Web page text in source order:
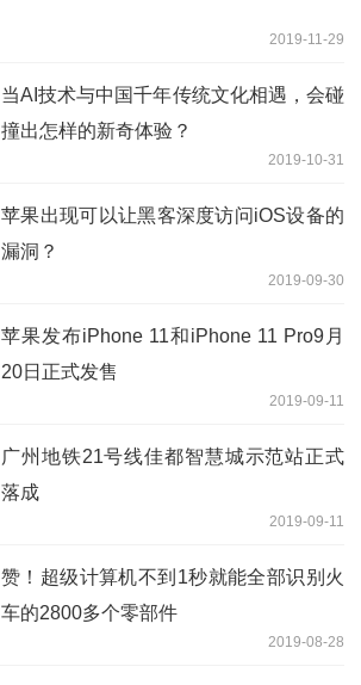
2019-11-29
当AI技术与中国千年传统文化相遇，会碰
撞出怎样的新奇体验？
2019-10-31
苹果出现可以让黑客深度访问iOS设备的
漏洞？
2019-09-30
苹果发布iPhone 11和iPhone 11 Pro9月
20日正式发售
2019-09-11
广州地铁21号线佳都智慧城示范站正式
落成
2019-09-11
赞！超级计算机不到1秒就能全部识别火
车的2800多个零部件
2019-08-28